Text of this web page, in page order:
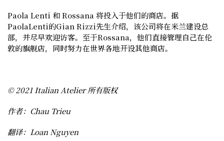
Paola Lenti 和 Rossana 将投入于他们的商店。据
PaolaLenti的Gian Rizzi先生介绍，该公司将在米兰建设总
部，并尽早欢迎访客。至于Rossana，他们直接管理自己在伦
敦的旗舰店，同时努力在世界各地开设其他商店。
© 2021Italian Atelier 所有版权
作者：Chau Trieu
翻译：Loan Nguyen